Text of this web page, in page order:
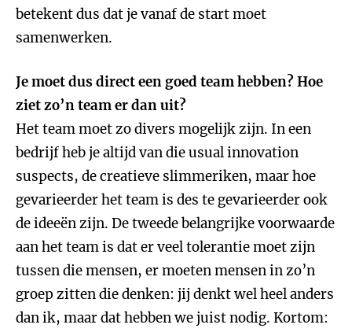
betekent dus dat je vanaf de start moet
samenwerken.
Je moet dus direct een goed team hebben? Hoe
ziet zo’n team er dan uit?
Het team moet zo divers mogelijk zijn. In een
bedrijf heb je altijd van die usual innovation
suspects, de creatieve slimmeriken, maar hoe
gevarieerder het team is des te gevarieerder ook
de ideeën zijn. De tweede belangrijke voorwaarde
aan het team is dat er veel tolerantie moet zijn
tussen die mensen, er moeten mensen in zo’n
groep zitten die denken: jij denkt wel heel anders
dan ik, maar dat hebben we juist nodig. Kortom: